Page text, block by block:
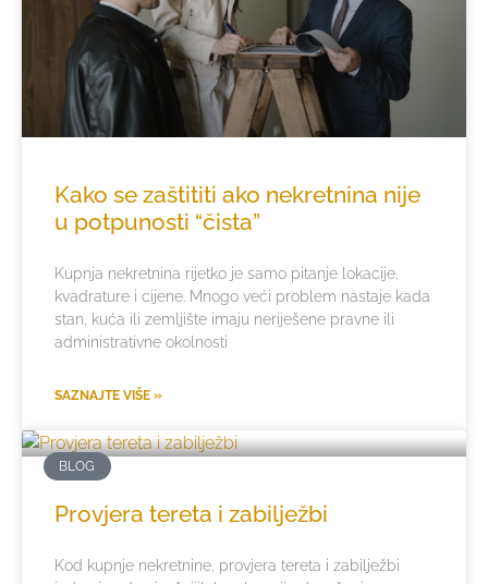
Kako se zaštititi ako nekretnina nije
u potpunosti “čista”
Kupnja nekretnina rijetko je samo pitanje lokacije,
kvadrature i cijene. Mnogo veći problem nastaje kada
stan, kuća ili zemljište imaju neriješene pravne ili
administrativne okolnosti
SAZNAJTE VIŠE »
BLOG
Provjera tereta i zabilježbi
Kod kupnje nekretnine, provjera tereta i zabilježbi